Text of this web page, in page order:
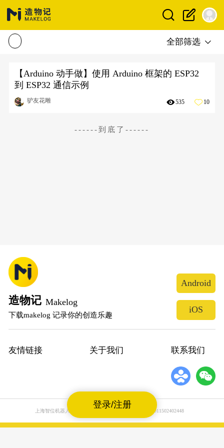
登录/注册
全部筛选
【Arduino 动手做】使用 Arduino 框架的 ESP32
到 ESP32 通信示例
驴友花雕 535 10
------到底了------
造物记 Makelog
下载makelog 记录你的创造乐趣
Android
iOS
友情链接 关于我们 联系我们
上海智位机器人股份有限公司 沪公网安备31011502402448